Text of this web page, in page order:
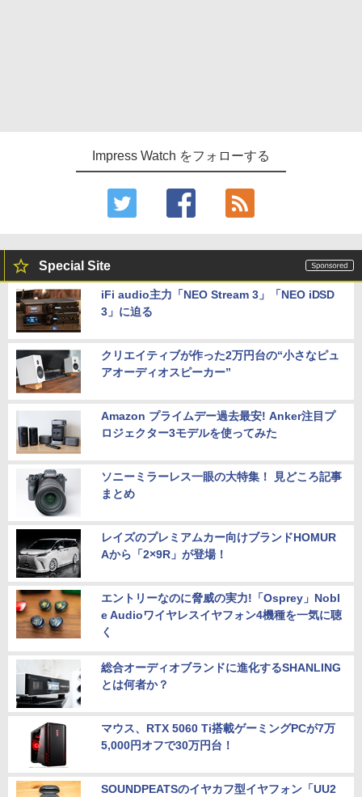
Impress Watch をフォローする
Special Site
iFi audio主力「NEO Stream 3」「NEO iDSD
3」に迫る
クリエイティブが作った2万円台の“小さなピュ
アオーディオスピーカー”
Amazon プライムデー過去最安! Anker注目プ
ロジェクター3モデルを使ってみた
ソニーミラーレス一眼の大特集！ 見どころ記事
まとめ
レイズのプレミアムカー向けブランドHOMUR
Aから「2×9R」が登場！
エントリーなのに脅威の実力!「Osprey」Nobl
e Audioワイヤレスイヤフォン4機種を一気に聴
く
総合オーディオブランドに進化するSHANLING
とは何者か？
マウス、RTX 5060 Ti搭載ゲーミングPCが7万
5,000円オフで30万円台！
SOUNDPEATSのイヤカフ型イヤフォン「UU2